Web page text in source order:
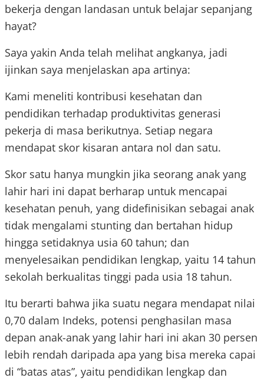
bekerja dengan landasan untuk belajar sepanjang
hayat?
Saya yakin Anda telah melihat angkanya, jadi
ijinkan saya menjelaskan apa artinya:
Kami meneliti kontribusi kesehatan dan
pendidikan terhadap produktivitas generasi
pekerja di masa berikutnya. Setiap negara
mendapat skor kisaran antara nol dan satu.
Skor satu hanya mungkin jika seorang anak yang
lahir hari ini dapat berharap untuk mencapai
kesehatan penuh, yang didefinisikan sebagai anak
tidak mengalami stunting dan bertahan hidup
hingga setidaknya usia 60 tahun; dan
menyelesaikan pendidikan lengkap, yaitu 14 tahun
sekolah berkualitas tinggi pada usia 18 tahun.
Itu berarti bahwa jika suatu negara mendapat nilai
0,70 dalam Indeks, potensi penghasilan masa
depan anak-anak yang lahir hari ini akan 30 persen
lebih rendah daripada apa yang bisa mereka capai
di “batas atas”, yaitu pendidikan lengkap dan